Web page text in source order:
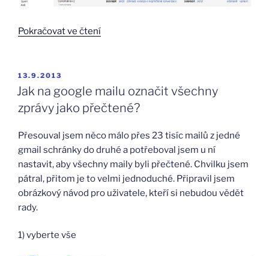
Pokračovat ve čtení„Automatické
(tagu)
v
mailu“
PUBLIKOVÁNO
13.9.2013
Jak na google mailu označit všechny
zprávy jako přečtené?
Přesouval jsem něco málo přes 23 tisíc mailů z jedné
gmail schránky do druhé a potřeboval jsem u ní
nastavit, aby všechny maily byli přečtené. Chvilku jsem
pátral, přitom je to velmi jednoduché. Připravil jsem
obrázkový návod pro uživatele, kteří si nebudou vědět
rady.
1) vyberte vše